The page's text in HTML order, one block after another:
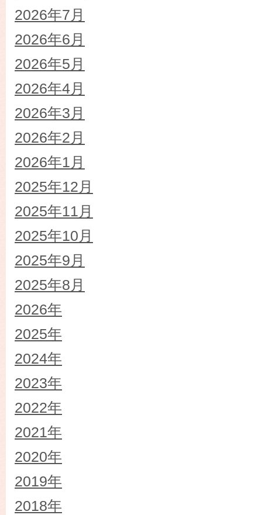
2026年7月
2026年6月
2026年5月
2026年4月
2026年3月
2026年2月
2026年1月
2025年12月
2025年11月
2025年10月
2025年9月
2025年8月
2026年
2025年
2024年
2023年
2022年
2021年
2020年
2019年
2018年